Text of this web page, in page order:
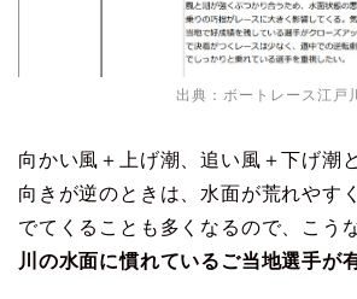
出典： ボートレース江戸川
向かい風＋上げ潮、追い風＋下げ潮
向きが逆のときは、水面が荒れやす
でてくることも多くなるので、こう
川の水面に慣れているご当地選手が